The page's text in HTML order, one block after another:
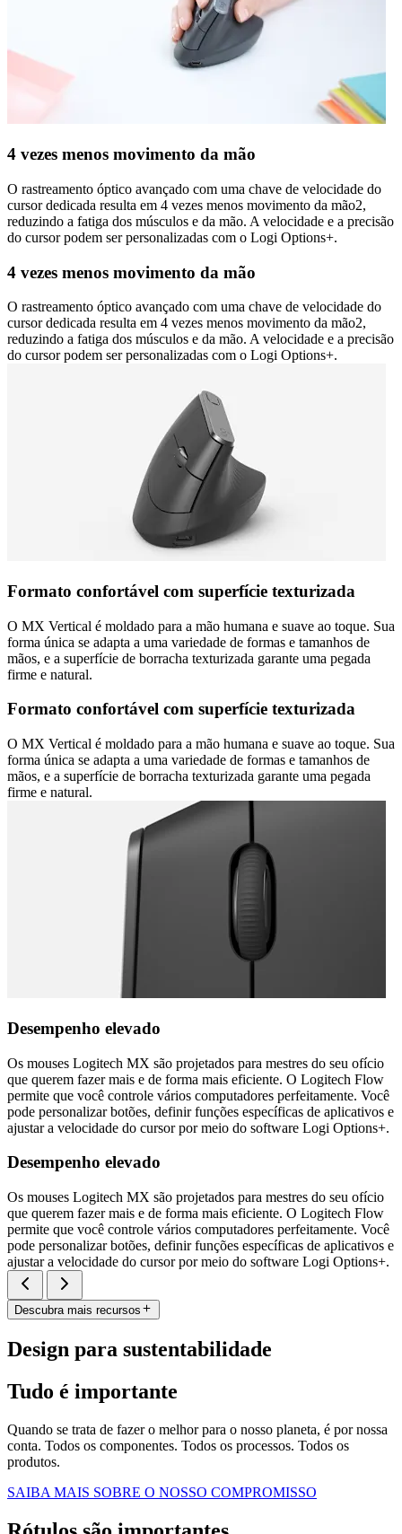
4 vezes menos movimento da mão
O rastreamento óptico avançado com uma chave de velocidade do
cursor dedicada resulta em 4 vezes menos movimento da mão2,
reduzindo a fatiga dos músculos e da mão. A velocidade e a precisão
do cursor podem ser personalizadas com o Logi Options+.
4 vezes menos movimento da mão
O rastreamento óptico avançado com uma chave de velocidade do
cursor dedicada resulta em 4 vezes menos movimento da mão2,
reduzindo a fatiga dos músculos e da mão. A velocidade e a precisão
do cursor podem ser personalizadas com o Logi Options+.
Formato confortável com superfície texturizada
O MX Vertical é moldado para a mão humana e suave ao toque. Sua
forma única se adapta a uma variedade de formas e tamanhos de
mãos, e a superfície de borracha texturizada garante uma pegada
firme e natural.
Formato confortável com superfície texturizada
O MX Vertical é moldado para a mão humana e suave ao toque. Sua
forma única se adapta a uma variedade de formas e tamanhos de
mãos, e a superfície de borracha texturizada garante uma pegada
firme e natural.
Desempenho elevado
Os mouses Logitech MX são projetados para mestres do seu ofício
que querem fazer mais e de forma mais eficiente. O Logitech Flow
permite que você controle vários computadores perfeitamente. Você
pode personalizar botões, definir funções específicas de aplicativos e
ajustar a velocidade do cursor por meio do software Logi Options+.
Desempenho elevado
Os mouses Logitech MX são projetados para mestres do seu ofício
que querem fazer mais e de forma mais eficiente. O Logitech Flow
permite que você controle vários computadores perfeitamente. Você
pode personalizar botões, definir funções específicas de aplicativos e
ajustar a velocidade do cursor por meio do software Logi Options+.
Descubra mais recursos
Design para sustentabilidade
Tudo é importante
Quando se trata de fazer o melhor para o nosso planeta, é por nossa
conta. Todos os componentes. Todos os processos. Todos os
produtos.
SAIBA MAIS SOBRE O NOSSO COMPROMISSO